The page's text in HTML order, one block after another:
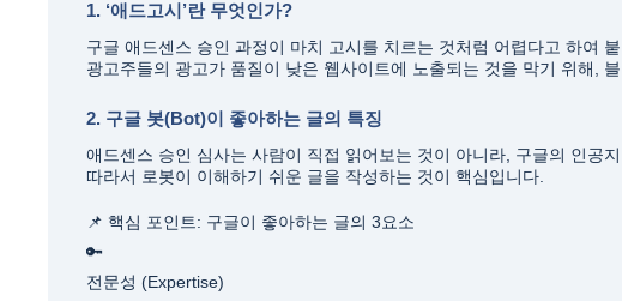
1. ‘애드고시’란 무엇인가?
구글 애드센스 승인 과정이 마치 고시를 치르는 것처럼 어렵다고 하여
광고주들의 광고가 품질이 낮은 웹사이트에 노출되는 것을 막기 위해,
2. 구글 봇(Bot)이 좋아하는 글의 특징
애드센스 승인 심사는 사람이 직접 읽어보는 것이 아니라, 구글의 인공
따라서 로봇이 이해하기 쉬운 글을 작성하는 것이 핵심입니다.
📌 핵심 포인트: 구글이 좋아하는 글의 3요소
🔑
전문성 (Expertise)